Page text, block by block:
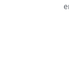
MEHRERE